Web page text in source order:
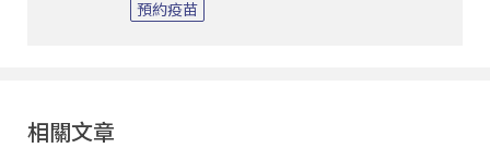
預約疫苗
相關文章